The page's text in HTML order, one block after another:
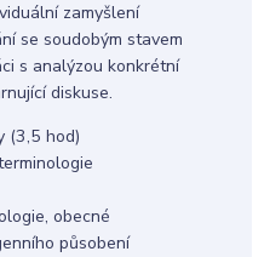
zamyšlení
se soudobým stavem
s analýzou konkrétní
diskuse.
(3,5 hod)
obecné
působení